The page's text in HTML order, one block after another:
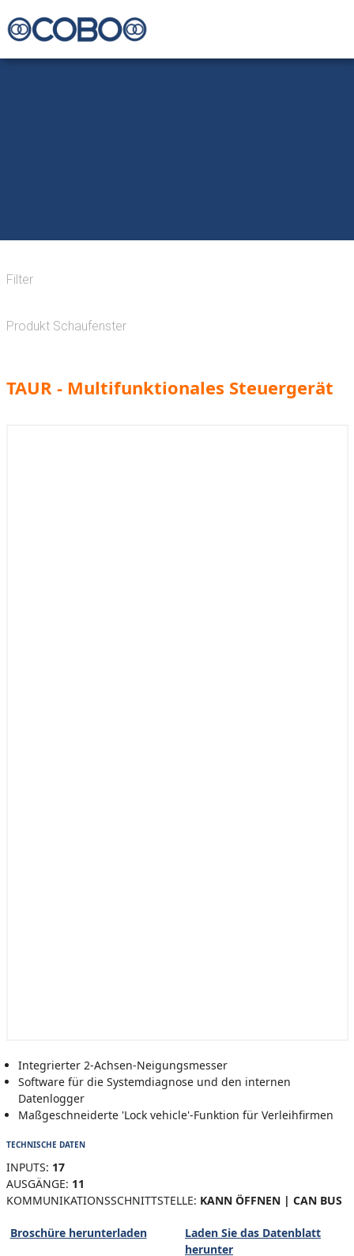
Filter
Produkt Schaufenster
TAUR - Multifunktionales Steuergerät
Integrierter 2-Achsen-Neigungsmesser
Software für die Systemdiagnose und den internen
Datenlogger
Maßgeschneiderte 'Lock vehicle'-Funktion für Verleihfirmen
TECHNISCHE DATEN
INPUTS: 17
AUSGÄNGE: 11
KOMMUNIKATIONSSCHNITTSTELLE: KANN ÖFFNEN | CAN BUS
Broschüre herunterladen
Laden Sie das Datenblatt
herunter